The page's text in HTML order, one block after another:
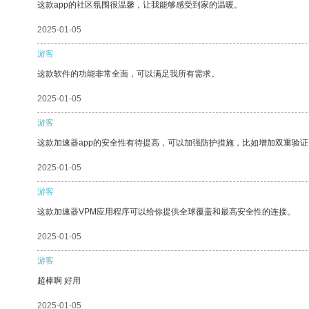
这款app的社区氛围很温馨，让我能够感受到家的温暖。
2025-01-05
游客
这款软件的功能非常全面，可以满足我所有需求。
2025-01-05
游客
这款加速器app的安全性有待提高，可以加强防护措施，比如增加双重验
2025-01-05
游客
这款加速器VPM应用程序可以给你提供全球覆盖和最高安全性的连接。
2025-01-05
游客
超棒啊 好用
2025-01-05